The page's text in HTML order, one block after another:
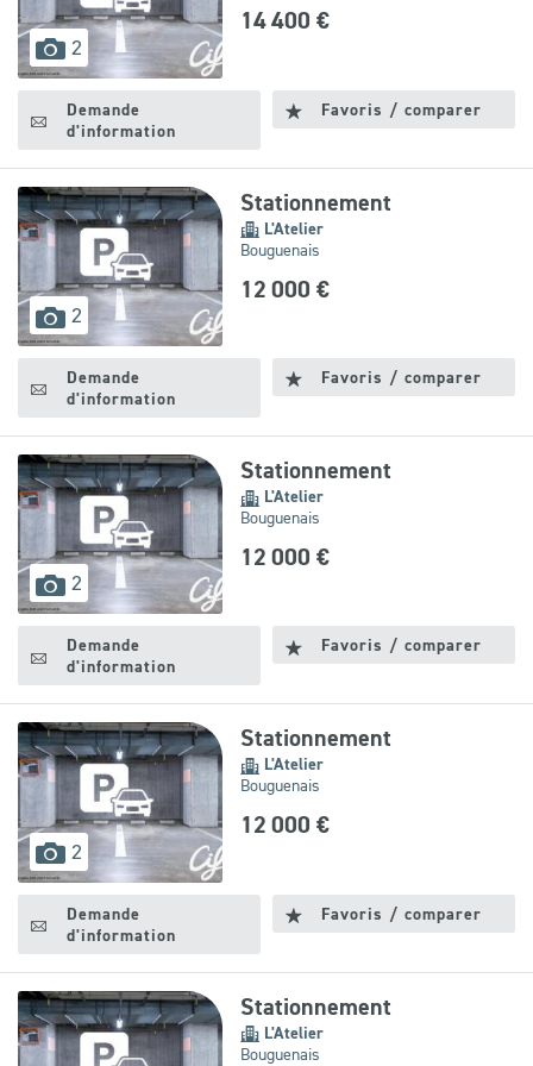
2 images
disponibles
14 400 €
Demande
d'information
Favoris / comparer
2 images
disponibles
Stationnement
L'Atelier
Bouguenais
12 000 €
Demande
d'information
Favoris / comparer
2 images
disponibles
Stationnement
L'Atelier
Bouguenais
12 000 €
Demande
d'information
Favoris / comparer
2 images
disponibles
Stationnement
L'Atelier
Bouguenais
12 000 €
Demande
d'information
Favoris / comparer
Stationnement
L'Atelier
Bouguenais